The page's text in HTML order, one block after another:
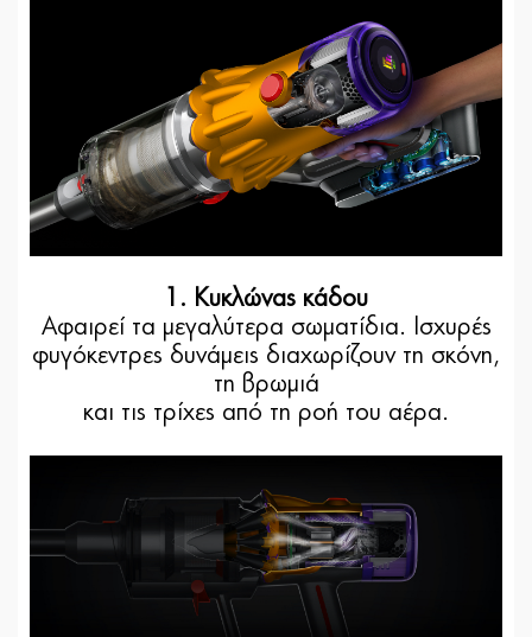
1. Κυκλώνας κάδου
Αφαιρεί τα μεγαλύτερα σωματίδια. Ισχυρές
φυγόκεντρες δυνάμεις διαχωρίζουν τη σκόνη,
τη βρωμιά
και τις τρίχες από τη ροή του αέρα.